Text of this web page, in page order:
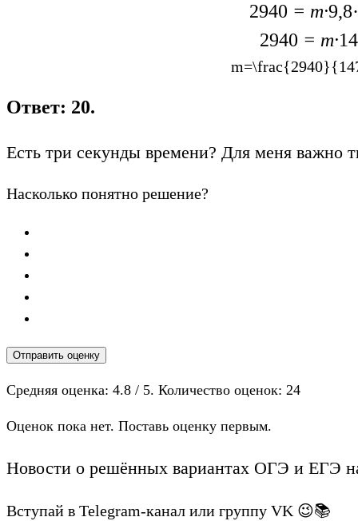
2940 = m·
2940 = m·
Ответ: 20.
Есть три секунды времени? Для меня важно
Насколько понятно решение?
Отправить оценку
Средняя оценка: 4.8 / 5. Количество оценок: 24
Оценок пока нет. Поставь оценку первым.
Новости о решённых вариантах ОГЭ и ЕГЭ
Вступай в Telegram-канал или группу VK 😉📚